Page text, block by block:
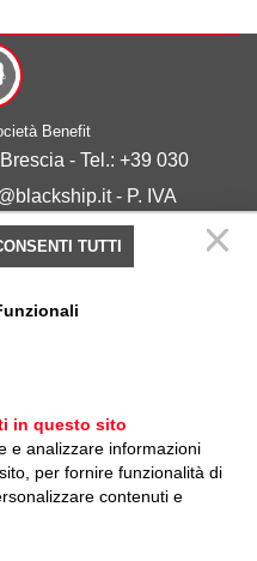
Benefit
- Tel.: +39 030
- P. IVA
policy
TUTTI
in questo sito
e analizzare informazioni
per fornire funzionalità di
contenuti e